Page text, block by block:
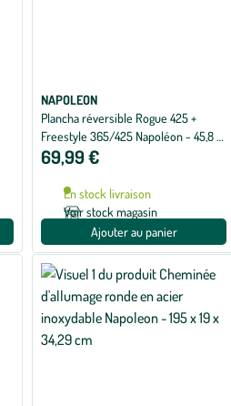
NAPOLEON
Plancha réversible Rogue 425 +
Freestyle 365/425 Napoléon - 45,8 x
31,6 x 2,5 cm
69,99 €
En stock livraison
Voir stock magasin
Ajouter au panier